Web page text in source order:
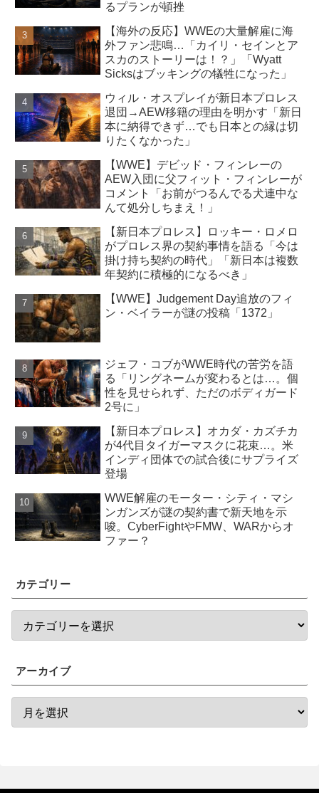
るプランが頓挫
【海外の反応】WWEの大量解雇に海
外ファン悲鳴…「カイリ・セインとア
スカのストーリーは！？」「Wyatt
Sicksはブッキングの犠牲になった」
ウィル・オスプレイが新日本プロレス
退団→AEW移籍の理由を明かす「新日
本に納得できず…でも日本との縁は切
りたくなかった」
【WWE】デビッド・フィンレーの
AEW入団に父フィット・フィンレーが
コメント「お前がつるんでる犬連中な
んて処分しちまえ！」
【新日本プロレス】ロッキー・ロメロ
がプロレス界の契約事情を語る「今は
掛け持ち契約の時代」「新日本は複数
年契約に積極的になるべき」
【WWE】Judgement Day追放のフィ
ン・ベイラーが謎の投稿「1372」
ジェフ・コブがWWE時代の苦労を語
る「リングネームが変わるとは…。個
性を見せられず、ただのボディガード
2号に」
【新日本プロレス】オカダ・カズチカ
が4代目タイガーマスクに花束…。米
インディ団体での試合後にサプライズ
登場
WWE解雇のモーター・シティ・マシ
ンガンズが謎の契約書で新天地を示
唆。CyberFightやFMW、WARからオ
ファー？
カテゴリー
アーカイブ